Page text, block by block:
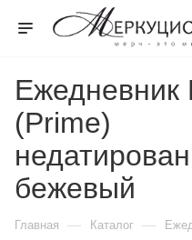
Ежедневник
(Prime)
бежевый
Главная — Каталог —